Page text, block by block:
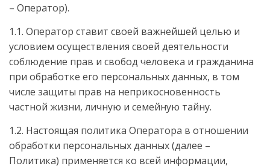
– Оператор).
1.1. Оператор ставит своей важнейшей целью и
условием осуществления своей деятельности
соблюдение прав и свобод человека и гражданина
при обработке его персональных данных, в том
числе защиты прав на неприкосновенность
частной жизни, личную и семейную тайну.
1.2. Настоящая политика Оператора в отношении
обработки персональных данных (далее –
Политика) применяется ко всей информации,